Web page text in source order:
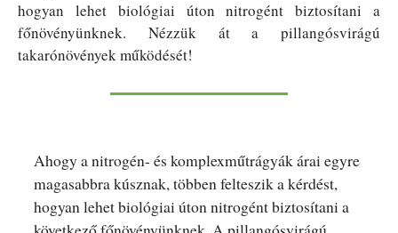
hogyan lehet biológiai úton nitrogént biztosítani a
főnövényünknek. Nézzük át a pillangósvirágú
takarónövények működését!
Ahogy a nitrogén- és komplexműtrágyák árai egyre
magasabbra kúsznak, többen felteszik a kérdést,
hogyan lehet biológiai úton nitrogént biztosítani a